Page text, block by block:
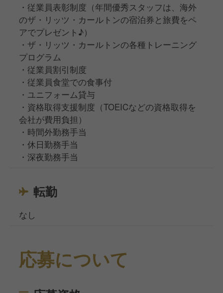
・従業員表彰制度（年間優秀スタッフは、海外
のザ・リッツ・カールトンの宿泊券と旅費をペ
アでプレゼント♪）
・ザ・リッツ・カールトンの各種トレーニング
プログラム
・従業員割引制度
・従業員食堂での食事付
・ユニフォーム貸与
・資格取得支援制度（TOEICなどの資格取得を
会社が費用負担）
・時間外勤務手当
・休日勤務手当
・深夜勤務手当
転勤
なし
応募について